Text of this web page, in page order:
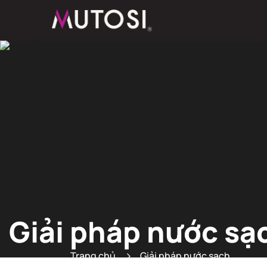
Giải pháp nước
Trang chủ Giải pháp nước sạch